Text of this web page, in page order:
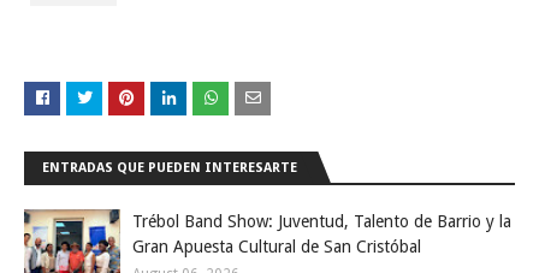
ENTRADAS QUE PUEDEN INTERESARTE
Trébol Band Show: Juventud, Talento de Barrio y la
Gran Apuesta Cultural de San Cristóbal